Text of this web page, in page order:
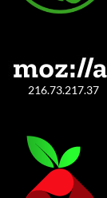
216.73.217.37